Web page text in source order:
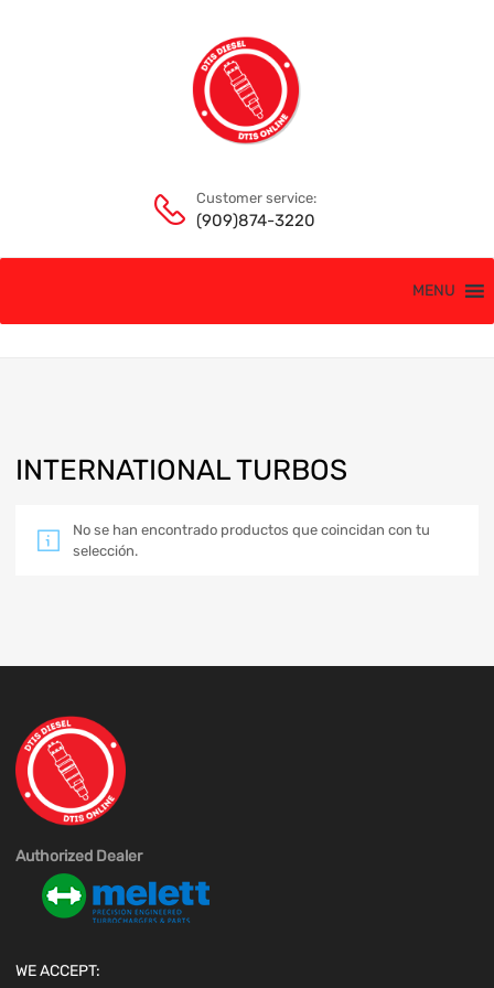
Customer service:
(909)874-3220
MENU
INTERNATIONAL TURBOS
No se han encontrado productos que coincidan con tu
selección.
Authorized Dealer
WE ACCEPT: